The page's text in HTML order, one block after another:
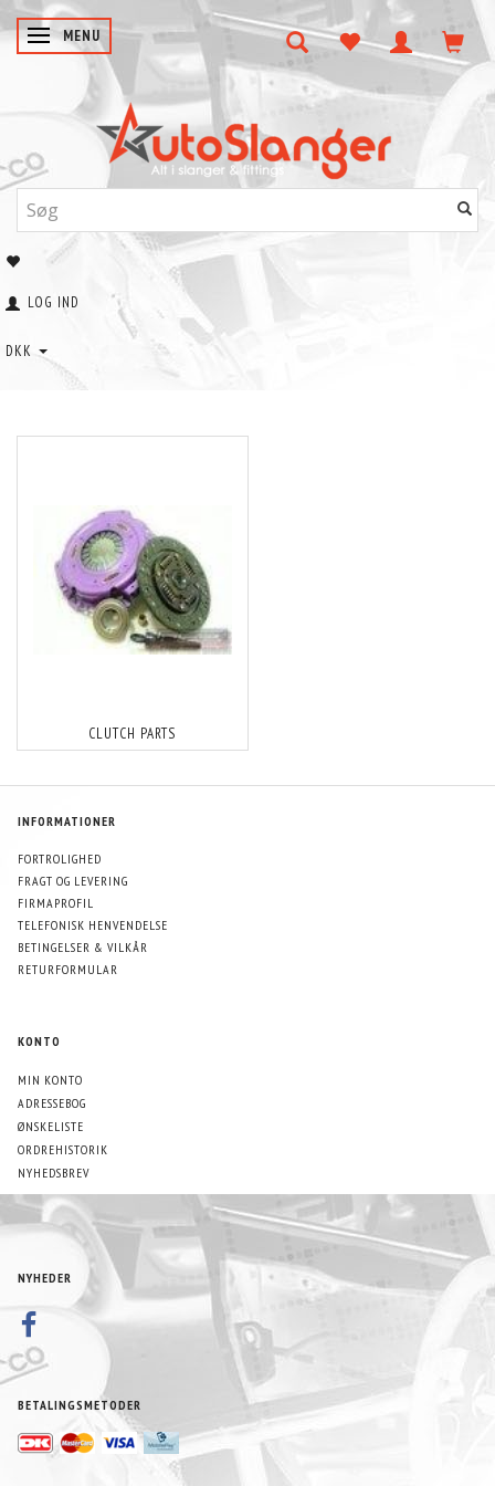
SKIFTE NAVIGATION
MENU
LOG IND
DKK
CLUTCH PARTS
INFORMATIONER
FORTROLIGHED
FRAGT OG LEVERING
FIRMAPROFIL
TELEFONISK HENVENDELSE
BETINGELSER & VILKÅR
RETURFORMULAR
KONTO
MIN KONTO
ADRESSEBOG
ØNSKELISTE
ORDREHISTORIK
NYHEDSBREV
NYHEDER
BETALINGSMETODER